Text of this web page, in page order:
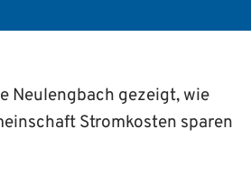
Neulengbach gezeigt, wie
Stromkosten sparen